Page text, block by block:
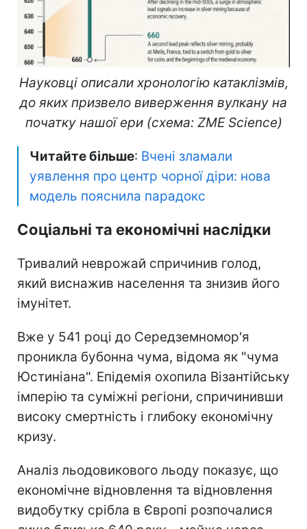
Науковці описали хронологію катаклізмів,
до яких призвело виверження вулкану на
початку нашої ери (схема: ZME Science)
Читайте більше: Вчені зламали
уявлення про центр чорної діри: нова
модель пояснила парадокс
Соціальні та економічні наслідки
Тривалий неврожай спричинив голод,
який виснажив населення та знизив його
імунітет.
Вже у 541 році до Середземномор'я
проникла бубонна чума, відома як "чума
Юстиніана". Епідемія охопила Візантійську
імперію та суміжні регіони, спричинивши
високу смертність і глибоку економічну
кризу.
Аналіз льодовикового льоду показує, що
економічне відновлення та відновлення
видобутку срібла в Європі розпочалися